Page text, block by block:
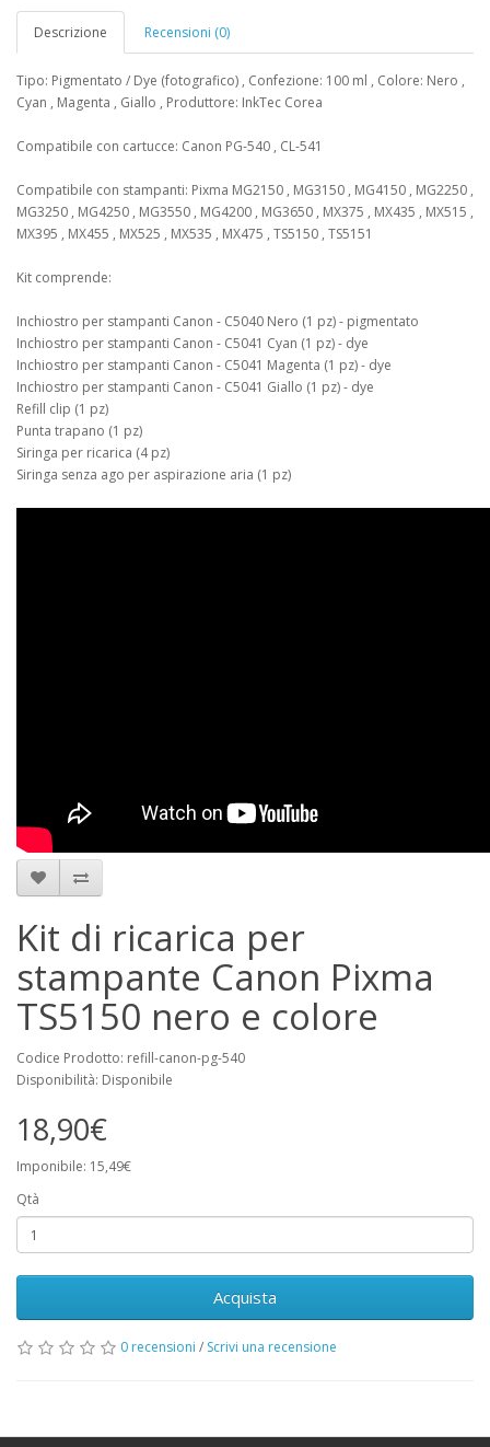
Descrizione Recensioni (0)
Tipo: Pigmentato / Dye (fotografico) , Confezione: 100 ml , Colore: Nero ,
Cyan , Magenta , Giallo , Produttore: InkTec Corea
Compatibile con cartucce: Canon PG-540 , CL-541
Compatibile con stampanti: Pixma MG2150 , MG3150 , MG4150 , MG2250 ,
MG3250 , MG4250 , MG3550 , MG4200 , MG3650 , MX375 , MX435 , MX515 ,
MX395 , MX455 , MX525 , MX535 , MX475 , TS5150 , TS5151
Kit comprende:
Inchiostro per stampanti Canon - C5040 Nero (1 pz) - pigmentato
Inchiostro per stampanti Canon - C5041 Cyan (1 pz) - dye
Inchiostro per stampanti Canon - C5041 Magenta (1 pz) - dye
Inchiostro per stampanti Canon - C5041 Giallo (1 pz) - dye
Refill clip (1 pz)
Punta trapano (1 pz)
Siringa per ricarica (4 pz)
Siringa senza ago per aspirazione aria (1 pz)
Kit di ricarica per
stampante Canon Pixma
TS5150 nero e colore
Codice Prodotto: refill-canon-pg-540
Disponibilità: Disponibile
18,90€
Imponibile: 15,49€
Qtà
Acquista
0 recensioni / Scrivi una recensione